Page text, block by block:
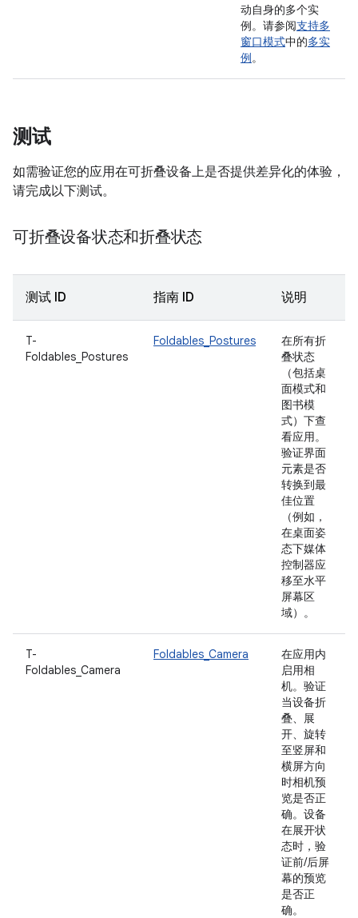
动自身的多个实
例。请参阅支持多
窗口模式中的多实
例。
测试
如需验证您的应用在可折叠设备上是否提供差异化的体验，
请完成以下测试。
可折叠设备状态和折叠状态
测试 ID 指南 ID 说明
T-
Foldables_Postures
Foldables_Postures
在所有折
叠状态
（包括桌
面模式和
图书模
式）下查
看应用。
验证界面
元素是否
转换到最
佳位置
（例如，
在桌面姿
态下媒体
控制器应
移至水平
屏幕区
域）。
T-
Foldables_Camera
Foldables_Camera
在应用内
启用相
机。验证
当设备折
叠、展
开、旋转
至竖屏和
横屏方向
时相机预
览是否正
确。设备
在展开状
态时，验
证前/后屏
幕的预览
是否正
确。